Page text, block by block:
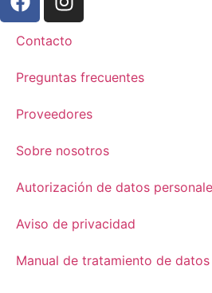
Contacto
Preguntas frecuentes
Proveedores
Sobre nosotros
Autorización de datos
Aviso de privacidad
Manual de tratamiento de